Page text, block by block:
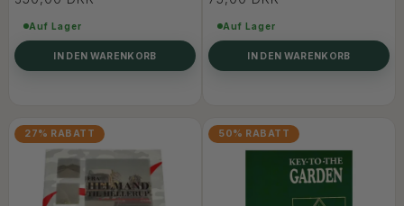
Auf Lager
IN DEN WARENKORB
Auf Lager
IN DEN WARENKORB
27% RABATT 50% RABATT